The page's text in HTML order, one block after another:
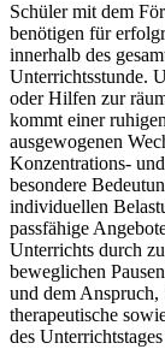
Schüler mit dem
benötigen für
innerhalb des
Unterrichtsstunde.
oder Hilfen zur
kommt einer
ausgewogenen
Konzentrations-
besondere
individuellen
passfähige
Unterrichts durch
beweglichen
und dem Anspruch,
therapeutische
des